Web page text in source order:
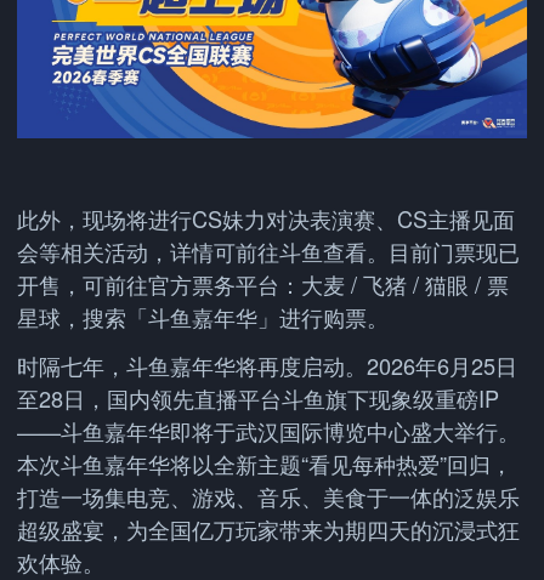
此外，现场将进行CS妹力对决表演赛、CS主播见面
会等相关活动，详情可前往斗鱼查看。目前门票现已
开售，可前往官方票务平台：大麦 / 飞猪 / 猫眼 / 票
星球，搜索「斗鱼嘉年华」进行购票。
时隔七年，斗鱼嘉年华将再度启动。2026年6月25日
至28日，国内领先直播平台斗鱼旗下现象级重磅IP
——斗鱼嘉年华即将于武汉国际博览中心盛大举行。
本次斗鱼嘉年华将以全新主题“看见每种热爱”回归，
打造一场集电竞、游戏、音乐、美食于一体的泛娱乐
超级盛宴，为全国亿万玩家带来为期四天的沉浸式狂
欢体验。